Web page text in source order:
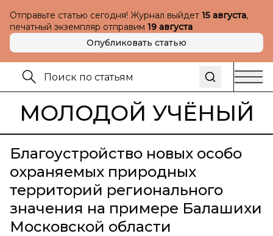
Отправьте статью сегодня! Журнал выйдет 15 августа,
печатный экземпляр отправим 19 августа
Опубликовать статью
МОЛОДОЙ УЧЁНЫЙ
Благоустройство новых особо
охраняемых природных
территорий регионального
значения на примере Балашихи
Московской области